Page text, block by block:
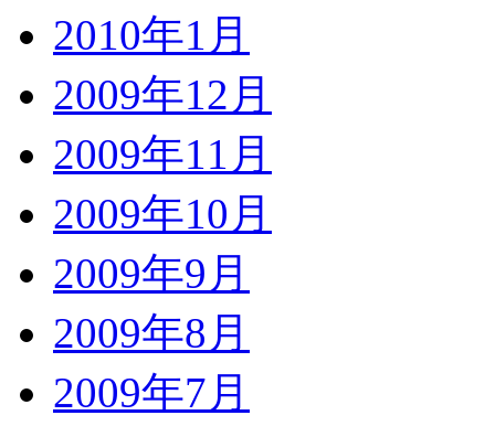
2010年1月
2009年12月
2009年11月
2009年10月
2009年9月
2009年8月
2009年7月